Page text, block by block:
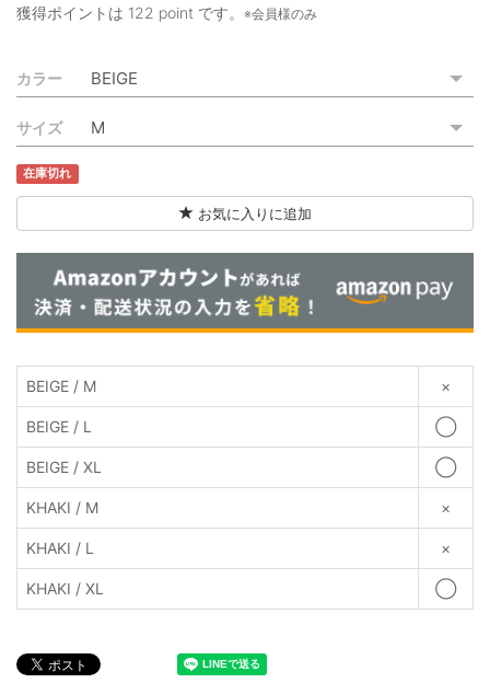
ご利用規約
獲得ポイントは 122 point です。 ※会員様のみ
カラー
サイズ
在庫切れ
お気に入りに追加
BEIGE / M ×
BEIGE / L ◯
BEIGE / XL ◯
KHAKI / M ×
KHAKI / L ×
KHAKI / XL ◯